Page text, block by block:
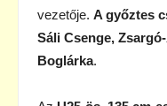
vezetője. A győztes
Sáli Csenge,
Boglárka.